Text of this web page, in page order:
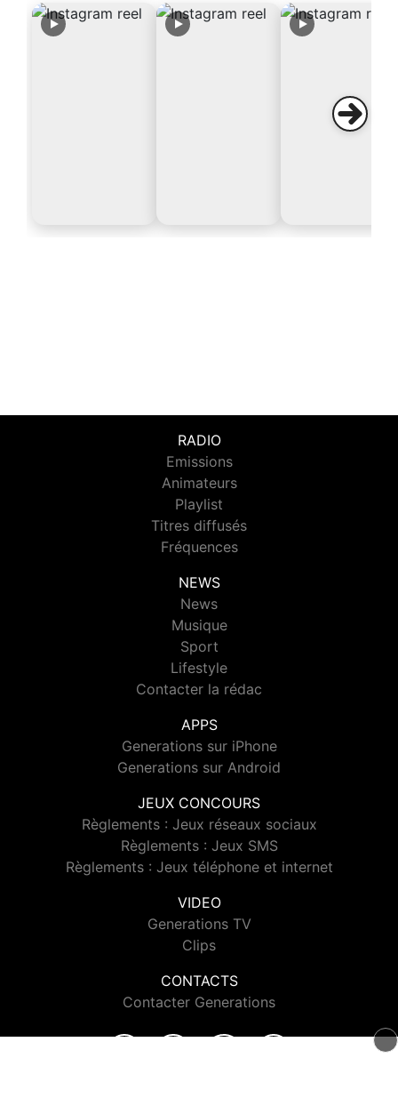
RADIO
Emissions
Animateurs
Playlist
Titres diffusés
Fréquences
NEWS
News
Musique
Sport
Lifestyle
Contacter la rédac
APPS
Generations sur iPhone
Generations sur Android
JEUX CONCOURS
Règlements : Jeux réseaux sociaux
Règlements : Jeux SMS
Règlements : Jeux téléphone et internet
VIDEO
Generations TV
Clips
CONTACTS
Contacter Generations